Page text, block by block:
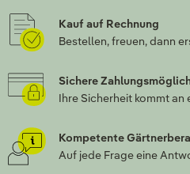
Kauf auf Rechnung
Bestellen, freuen, dann
Sichere
Ihre Sicherheit kommt an
Kompetente
Auf jede Frage eine